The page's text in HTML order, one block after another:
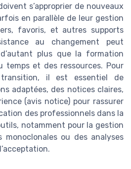
s’approprier de nouveaux
en parallèle de leur gestion
favoris, et autres supports
au changement peut
plus que la formation
temps et des ressources. Pour
il est essentiel de
adaptées, des notices claires,
(avis notice) pour rassurer
des professionnels dans la
notamment pour la gestion
monoclonales ou des analyses